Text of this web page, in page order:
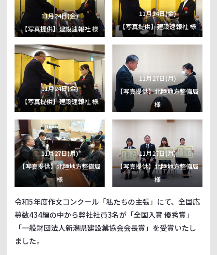
11月24日(金)
【写真提供】建設速報社 様
11月24日(金)
【写真提供】建設速報社 様
11月24日(金)
【写真提供】建設速報社 様
11月27日(月)
【写真提供】北陸地方整備局
様
11月27日(月)
【写真提供】北陸地方整備局
様
11月27日(月)
【写真提供】北陸地方整備局
様
令和5年度作文コンクール「私たちの主張」にて、全国応
募数434編の中から弊社社員3名が「全国入賞 優秀賞」
「一般財団法人新潟県建設業協会会長賞」を受賞いたし
ました。